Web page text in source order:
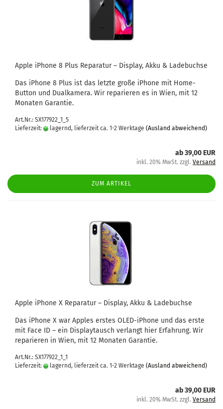
Apple iPho­ne 8 Plus Re­pa­ra­tur – Dis­play, Akku & La­de­buch­se
Das iPho­ne 8 Plus ist das letz­te große iPho­ne mit Home-​
Button und Dual­ka­me­ra. Wir re­pa­rie­ren es in Wien, mit 12
Mo­na­ten Ga­ran­tie.
Art.Nr.: SX177922_1_5
Lieferzeit:
lagernd, lieferzeit ca. 1-2 Werktage (Ausland abweichend)
ab 39,00 EUR
inkl. 20% MwSt. zzgl. Versand
ZUM ARTIKEL
Apple iPho­ne X Re­pa­ra­tur – Dis­play, Akku & La­de­buch­se
Das iPho­ne X war App­les ers­tes OLED-​iPhone und das erste
mit Face ID – ein Dis­play­tausch ver­langt hier Er­fah­rung. Wir
re­pa­rie­ren in Wien, mit 12 Mo­na­ten Ga­ran­tie.
Art.Nr.: SX177922_1_1
Lieferzeit:
lagernd, lieferzeit ca. 1-2 Werktage (Ausland abweichend)
ab 39,00 EUR
inkl. 20% MwSt. zzgl. Versand